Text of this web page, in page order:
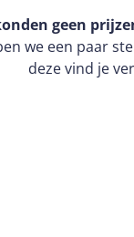
geen
we een paar
deze vind je